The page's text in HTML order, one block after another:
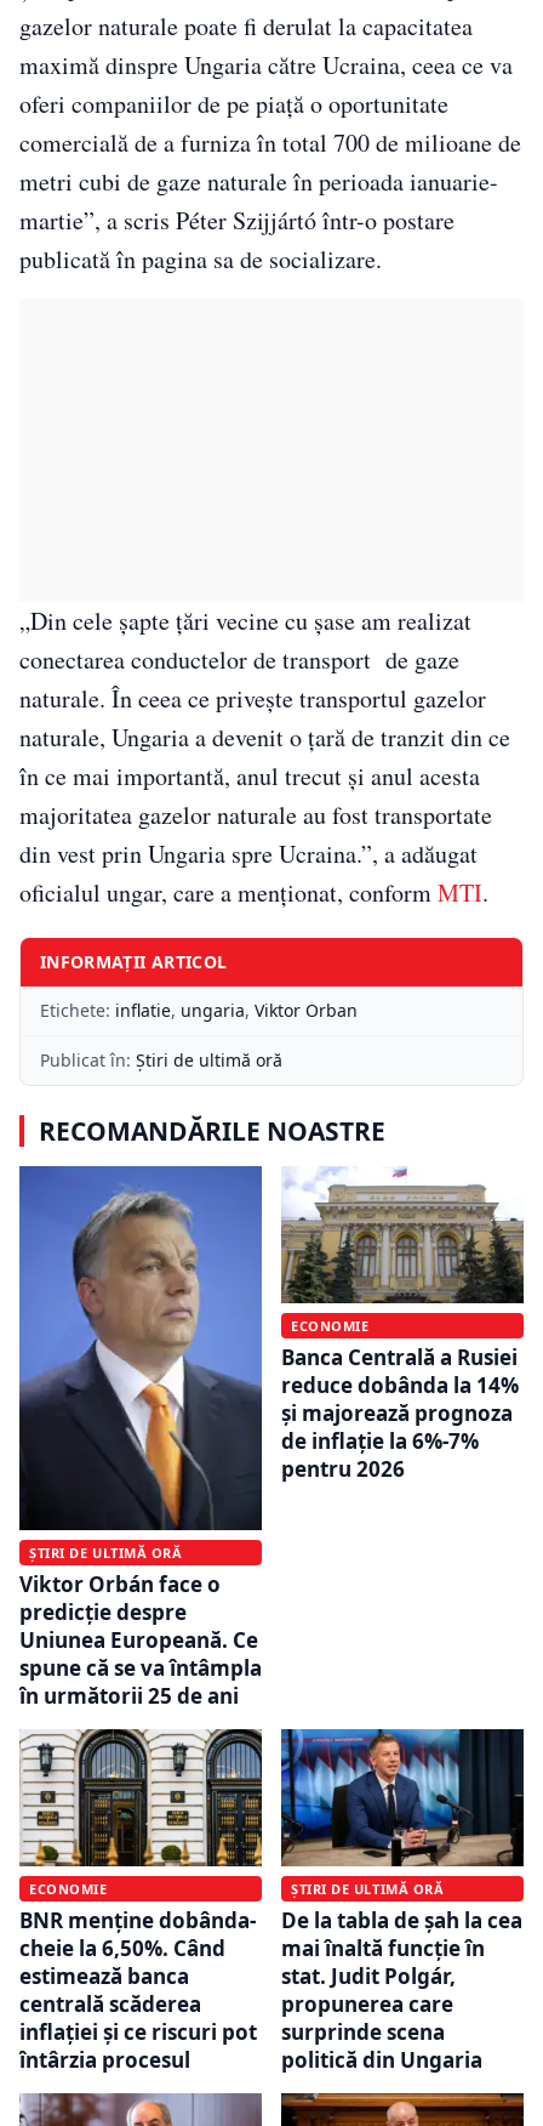
gazelor naturale poate fi derulat la capacitatea
maximă dinspre Ungaria către Ucraina, ceea ce va
oferi companiilor de pe piață o oportunitate
comercială de a furniza în total 700 de milioane de
metri cubi de gaze naturale în perioada ianuarie-
martie”, a scris Péter Szijjártó într-o postare
publicată în pagina sa de socializare.
„Din cele şapte ţări vecine cu şase am realizat
conectarea conductelor de transport de gaze
naturale. În ceea ce privește transportul gazelor
naturale, Ungaria a devenit o țară de tranzit din ce
în ce mai importantă, anul trecut și anul acesta
majoritatea gazelor naturale au fost transportate
din vest prin Ungaria spre Ucraina.”, a adăugat
oficialul ungar, care a menţionat, conformMTI.
INFORMAȚII ARTICOL
Etichete: inflatie, ungaria, Viktor Orban
Publicat în: Știri de ultimă oră
RECOMANDĂRILE NOASTRE
ȘTIRI DE ULTIMĂ ORĂ
Viktor Orbán face o
predicție despre
Uniunea Europeană. Ce
spune că se va întâmpla
în următorii 25 de ani
ECONOMIE
Banca Centrală a Rusiei
reduce dobânda la 14%
și majorează prognoza
de inflație la 6%-7%
pentru 2026
ECONOMIE
BNR menține dobânda-
cheie la 6,50%. Când
estimează banca
centrală scăderea
inflației și ce riscuri pot
întârzia procesul
ȘTIRI DE ULTIMĂ ORĂ
De la tabla de șah la cea
mai înaltă funcție în
stat. Judit Polgár,
propunerea care
surprinde scena
politică din Ungaria